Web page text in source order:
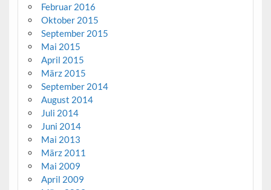
Februar 2016
Oktober 2015
September 2015
Mai 2015
April 2015
März 2015
September 2014
August 2014
Juli 2014
Juni 2014
Mai 2013
März 2011
Mai 2009
April 2009